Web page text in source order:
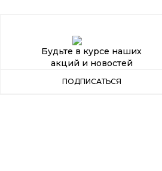
Будьте в курсе наших
акций и новостей
ПОДПИСАТЬСЯ